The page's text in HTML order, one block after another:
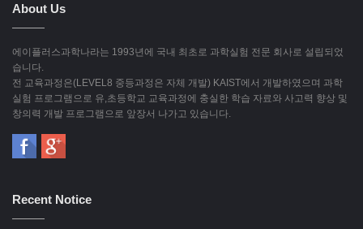
About Us
에이플러스과학나라는 1993년에 국내 최초로 과학실험 전문 회사로 설립되었
습니다.
전 교육과정은(LEVEL8 중등과정은 자체 개발) KAIST에서 개발하였으며 과학
실험 프로그램으로 유,초등학교 교육과정에 충실한 학습 자료와 사고력 향상 및
창의력 개발 프로그램으로 앞장서 나가고 있습니다.
Recent Notice